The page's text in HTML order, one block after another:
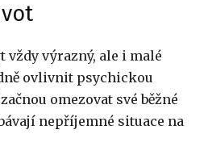
vždy výrazný, ale i malé
ovlivnit psychickou
omezovat své běžné
nepříjemné situace na